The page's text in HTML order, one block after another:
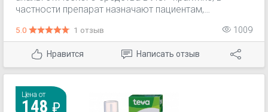
частности препарат назначают пациентам,
Препарат используют в стоматологической
практике для лечения пациентов, страдающих
стоматитом, пародонтитом и гингивитом. Препарат
может быть назначен в качестве антисептического
вмешательств в стоматологической практике.
Препарат назначают пациентам, которые
5.0 1 отзыв 1009
Нравится Написать отзыв
Цена от
148